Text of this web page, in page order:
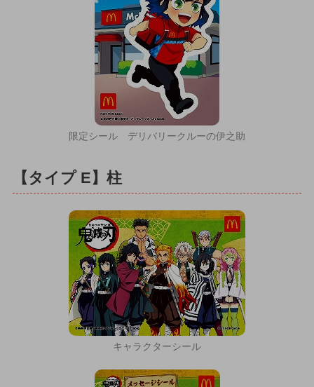
限定シール デリバリークルーの伊之助
【タイプ E】柱
キャラクターシール